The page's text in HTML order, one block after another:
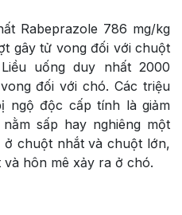
Rabeprazole 786 mg/kg
gây tử vong đối với chuột
uống duy nhất 2000
đối với chó. Các triệu
ngộ độc cấp tính là giảm
sấp hay nghiêng một
ở chuột nhắt và chuột lớn,
hôn mê xảy ra ở chó.